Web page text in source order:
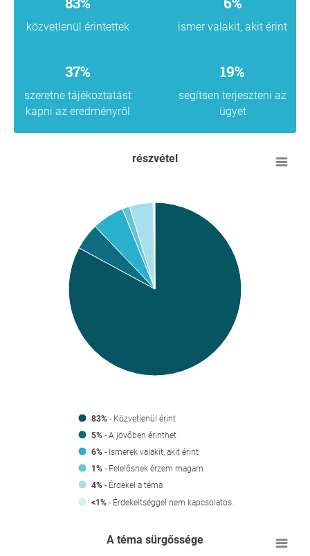
közvetlenül érintettek ismer valakit, akit érint
37%
szeretne tájékoztatást
kapni az eredményről
19%
segítsen terjeszteni az
ügyet
részvétel
83% - Közvetlenül érint
5% - A jövőben érinthet
6% - Ismerek valakit, akit érint
1% - Felelősnek érzem magam
4% - Érdekel a téma
<1% - Érdekeltséggel nem kapcsolatos.
A téma sürgőssége